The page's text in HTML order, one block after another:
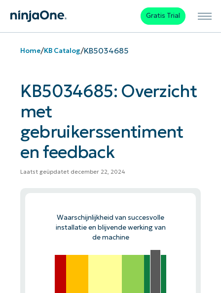
Gratis Trial
Home/KB Catalog/KB5034685
KB5034685: Overzicht
met
gebruikerssentiment
en feedback
Laatst geüpdatet december 22, 2024
Waarschijnlijkheid van succesvolle
installatie en blijvende werking van
de machine